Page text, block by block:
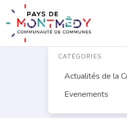
CATÉGORIES
Actualités de la
Evenements